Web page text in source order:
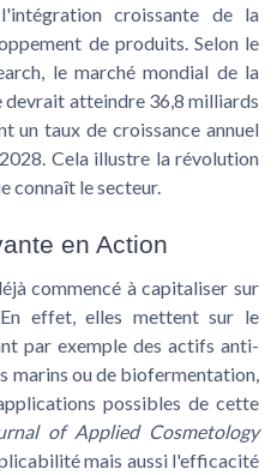
croissante de la
de produits. Selon le
le marché mondial de la
devrait atteindre 36,8 milliards
un taux de croissance annuel
Cela illustre la révolution
connaît le secteur.
en Action
commencé à capitaliser sur
effet, elles mettent sur le
par exemple des actifs anti-
marins ou de biofermentation,
possibles de cette
of Applied Cosmetology
mais aussi l'efficacité